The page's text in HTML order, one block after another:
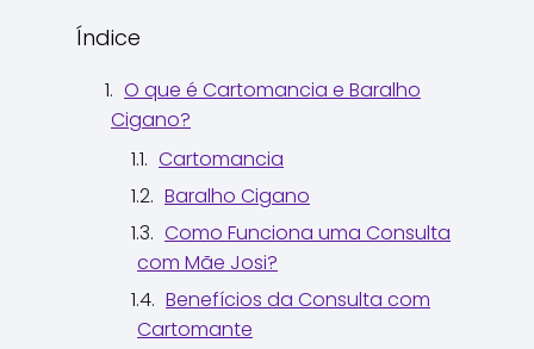
Índice
O que é Cartomancia e Baralho
Cigano?
Cartomancia
Baralho Cigano
Como Funciona uma Consulta
com Mãe Josi?
Benefícios da Consulta com
Cartomante